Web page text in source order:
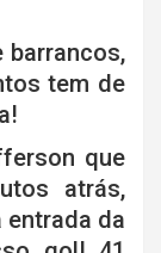
barrancos,
tem de
que
atrás,
da